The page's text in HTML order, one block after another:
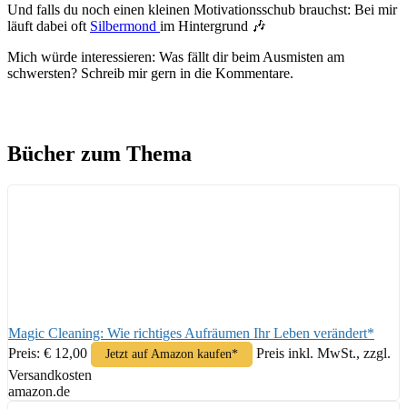
Und falls du noch einen kleinen Motivationsschub brauchst: Bei mir
läuft dabei oft Silbermond im Hintergrund 🎶
Mich würde interessieren: Was fällt dir beim Ausmisten am
schwersten? Schreib mir gern in die Kommentare.
Bücher zum Thema
Magic Cleaning: Wie richtiges Aufräumen Ihr Leben verändert*
Preis: € 12,00
Jetzt auf Amazon kaufen*
Preis inkl. MwSt., zzgl.
Versandkosten
amazon.de